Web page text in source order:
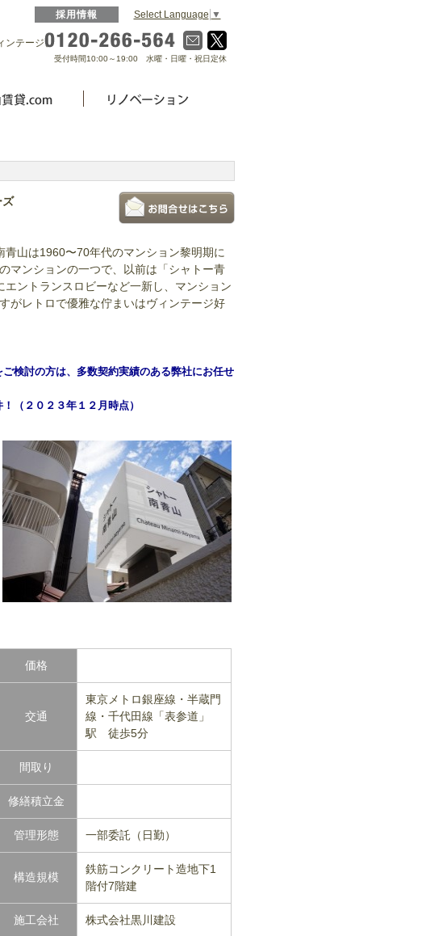
ンテージ、
採用情報 Select Language ▼
0120-266-564
受付時間10:00～19:00 水曜・日曜・祝日定休
ズ
山は1960〜70年代のマンション黎明期に
マンションの一つで、以前は「シャトー青
ントランスロビーなど一新し、マンション
がレトロで優雅な佇まいはヴィンテージ好
検討の方は、多数契約実績のある弊社にお任せ
（２０２３年１２月時点）
価格
交通
東京メトロ銀座線・半蔵門
線・千代田線「表参道」
駅 徒歩5分
間取り
修繕積立金
管理形態 一部委託（日勤）
構造規模
鉄筋コンクリート造地下1
階付7階建
施工会社 株式会社黒川建設